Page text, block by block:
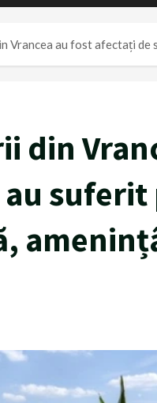
Vrancea au fost afectați
din